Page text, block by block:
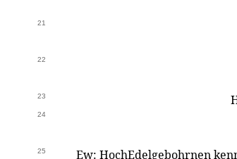
21
22
23
24
25 Ew: HochEdelgebohrnen